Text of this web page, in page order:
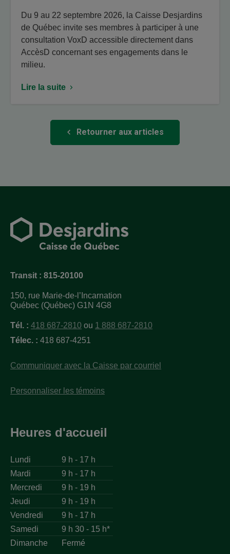
Du 9 au 22 septembre 2026, la Caisse Desjardins
de Québec invite ses membres à participer à une
consultation VoxD accessible directement dans
AccèsD concernant ses engagements dans le
milieu.
Lire la suite
Retourner aux articles
Transit : 815-20100
150, rue Marie-de-l’Incarnation
Québec (Québec) G1N 4G8
Tél. : 418 687-2810 ou 1 888 687-2810
Télec. : 418 687-4251
Communiquer avec la Caisse par courriel
Personnaliser les témoins
Heures d'accueil
Lundi
9 h - 17 h
Mardi
9 h - 17 h
Mercredi
9 h - 19 h
Jeudi
9 h - 19 h
Vendredi
9 h - 17 h
Samedi
9 h 30 - 15 h*
Dimanche
Fermé